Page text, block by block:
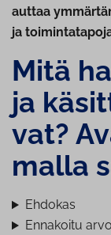
auttaa
ja
Mitä
ja
vat?
mal­la
Ehdokas
Ennakoitu arvo